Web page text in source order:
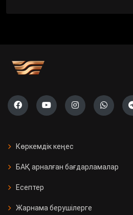
Көркемдік кеңес
БАҚ арналған бағдарламалар
Есептер
Жарнама берушілерге